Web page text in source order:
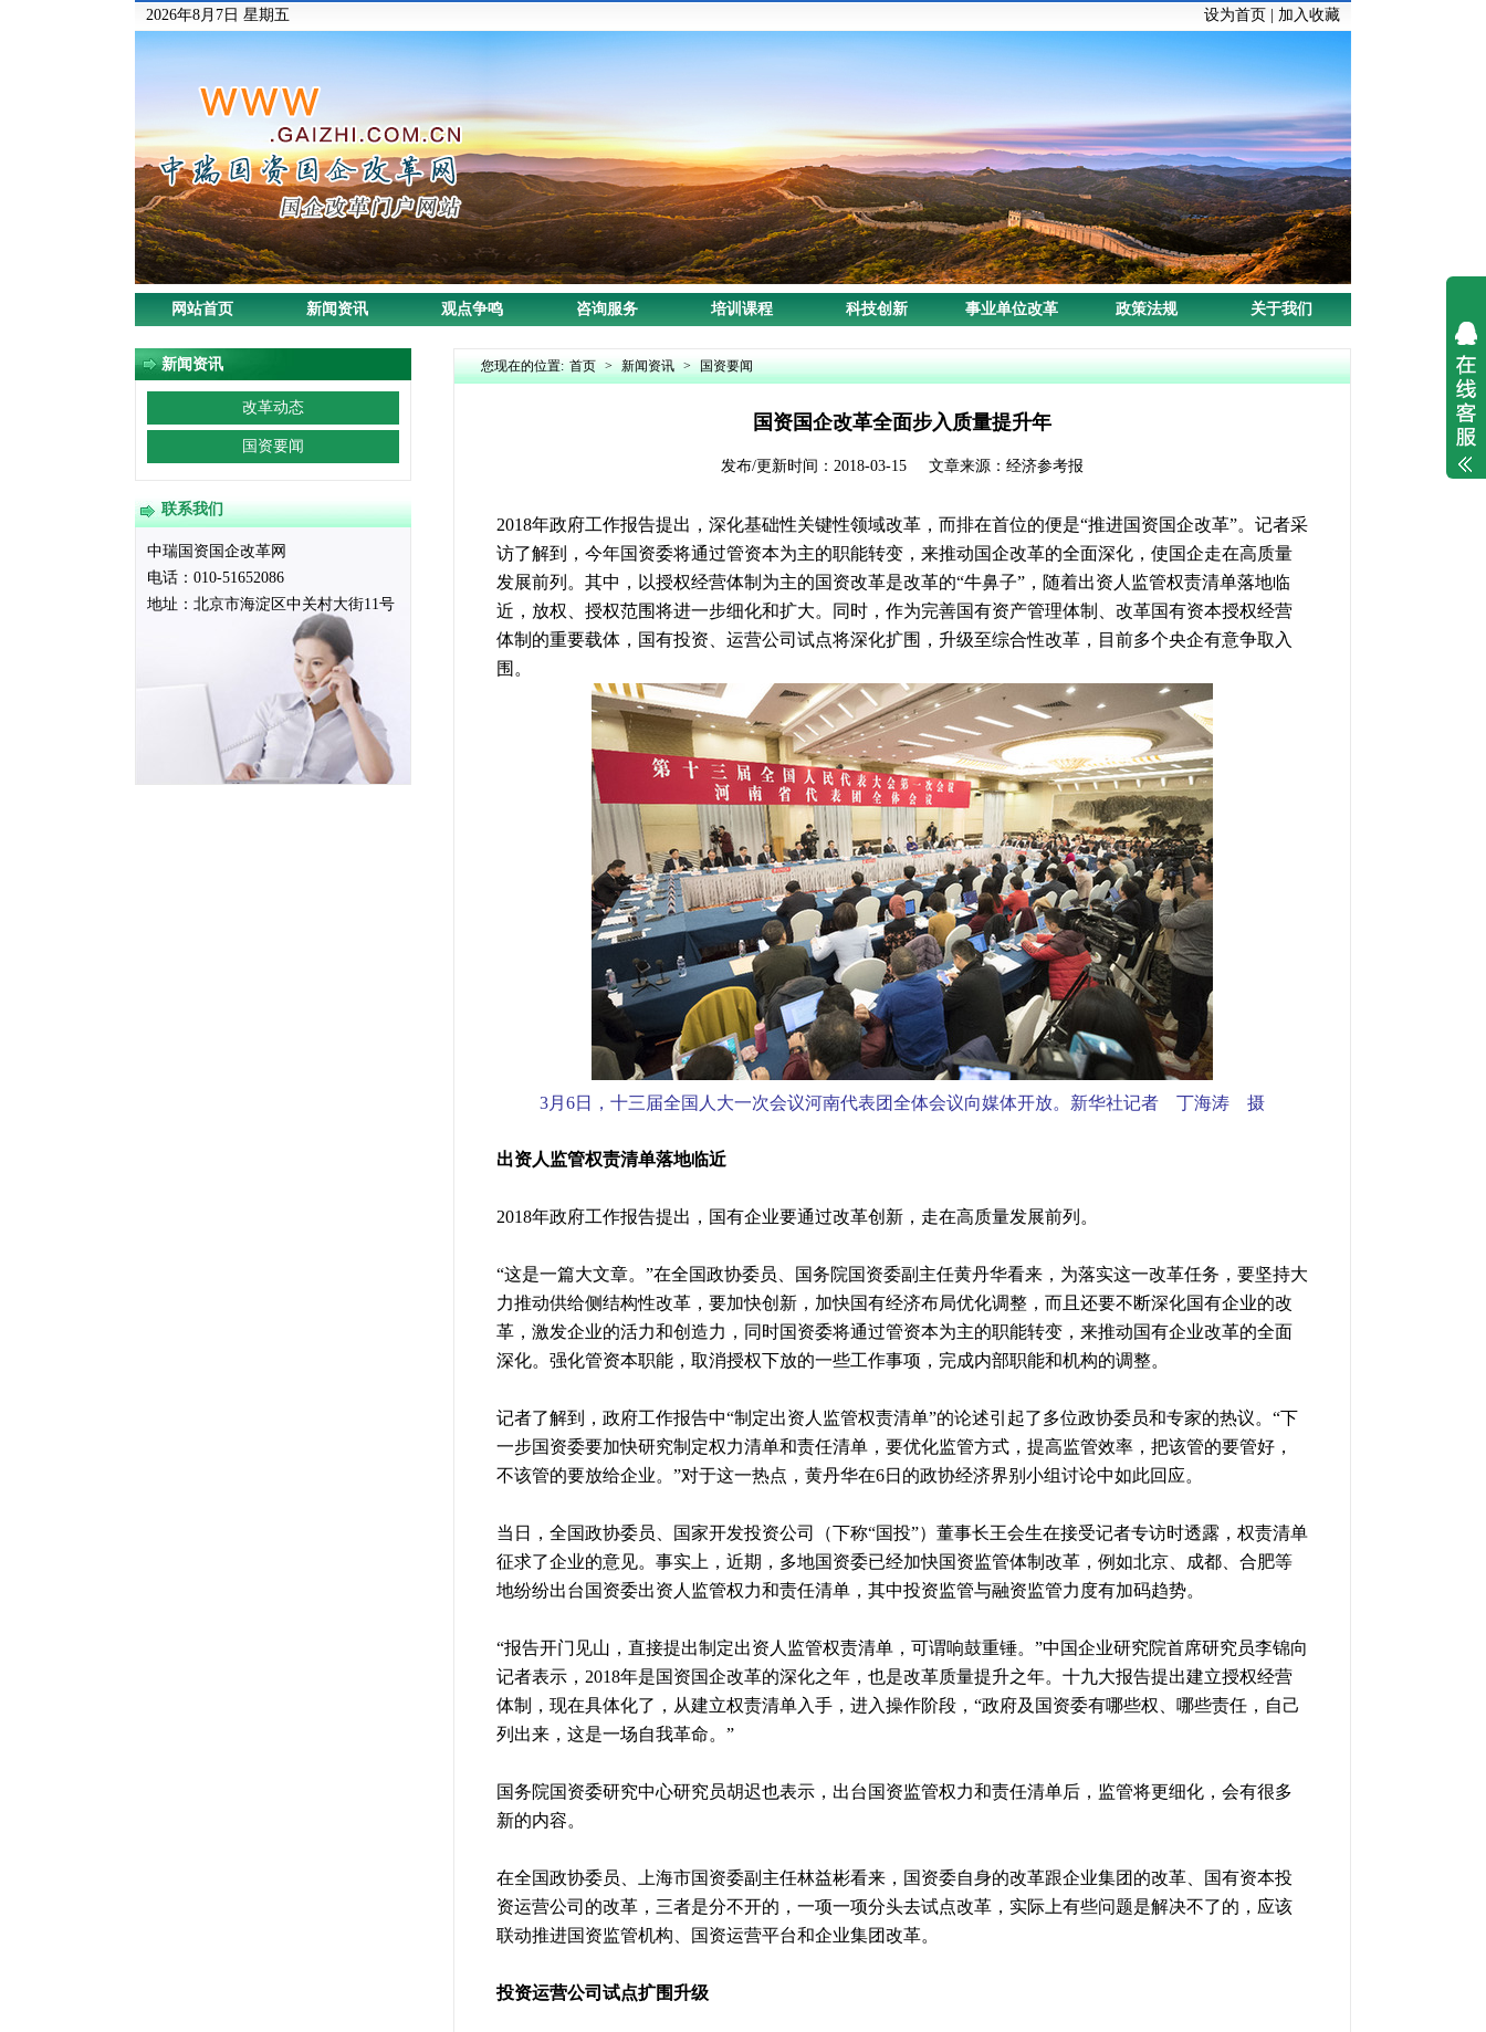
2026年8月7日 星期五 设为首页 加入收藏
网站首页 新闻资讯 观点争鸣 咨询服务 培训课程 科技创新 事业单位改革 政策法规 关于我们
新闻资讯
改革动态
国资要闻
联系我们
中瑞国资国企改革网
电话：010-51652086
地址： 北京市海淀区中关村大街11号
您现在的位置: 首页 > 新闻资讯 > 国资要闻
国资国企改革全面步入质量提升年
发布/更新时间：2018-03-15 文章来源：经济参考报
2018年政府工作报告提出，深化基础性关键性领域改革，而排在首位的便是“推进国资国企改革”。记者采
访了解到，今年国资委将通过管资本为主的职能转变，来推动国企改革的全面深化，使国企走在高质量
发展前列。其中，以授权经营体制为主的国资改革是改革的“牛鼻子”，随着出资人监管权责清单落地临
近，放权、授权范围将进一步细化和扩大。同时，作为完善国有资产管理体制、改革国有资本授权经营
体制的重要载体，国有投资、运营公司试点将深化扩围，升级至综合性改革，目前多个央企有意争取入
围。
3月6日，十三届全国人大一次会议河南代表团全体会议向媒体开放。新华社记者 丁海涛 摄
出资人监管权责清单落地临近
2018年政府工作报告提出，国有企业要通过改革创新，走在高质量发展前列。
“这是一篇大文章。”在全国政协委员、国务院国资委副主任黄丹华看来，为落实这一改革任务，要坚持大
力推动供给侧结构性改革，要加快创新，加快国有经济布局优化调整，而且还要不断深化国有企业的改
革，激发企业的活力和创造力，同时国资委将通过管资本为主的职能转变，来推动国有企业改革的全面
深化。强化管资本职能，取消授权下放的一些工作事项，完成内部职能和机构的调整。
记者了解到，政府工作报告中“制定出资人监管权责清单”的论述引起了多位政协委员和专家的热议。“下
一步国资委要加快研究制定权力清单和责任清单，要优化监管方式，提高监管效率，把该管的要管好，
不该管的要放给企业。”对于这一热点，黄丹华在6日的政协经济界别小组讨论中如此回应。
当日，全国政协委员、国家开发投资公司（下称“国投”）董事长王会生在接受记者专访时透露，权责清单
征求了企业的意见。事实上，近期，多地国资委已经加快国资监管体制改革，例如北京、成都、合肥等
地纷纷出台国资委出资人监管权力和责任清单，其中投资监管与融资监管力度有加码趋势。
“报告开门见山，直接提出制定出资人监管权责清单，可谓响鼓重锤。”中国企业研究院首席研究员李锦向
记者表示，2018年是国资国企改革的深化之年，也是改革质量提升之年。十九大报告提出建立授权经营
体制，现在具体化了，从建立权责清单入手，进入操作阶段，“政府及国资委有哪些权、哪些责任，自己
列出来，这是一场自我革命。”
国务院国资委研究中心研究员胡迟也表示，出台国资监管权力和责任清单后，监管将更细化，会有很多
新的内容。
在全国政协委员、上海市国资委副主任林益彬看来，国资委自身的改革跟企业集团的改革、国有资本投
资运营公司的改革，三者是分不开的，一项一项分头去试点改革，实际上有些问题是解决不了的，应该
联动推进国资监管机构、国资运营平台和企业集团改革。
投资运营公司试点扩围升级